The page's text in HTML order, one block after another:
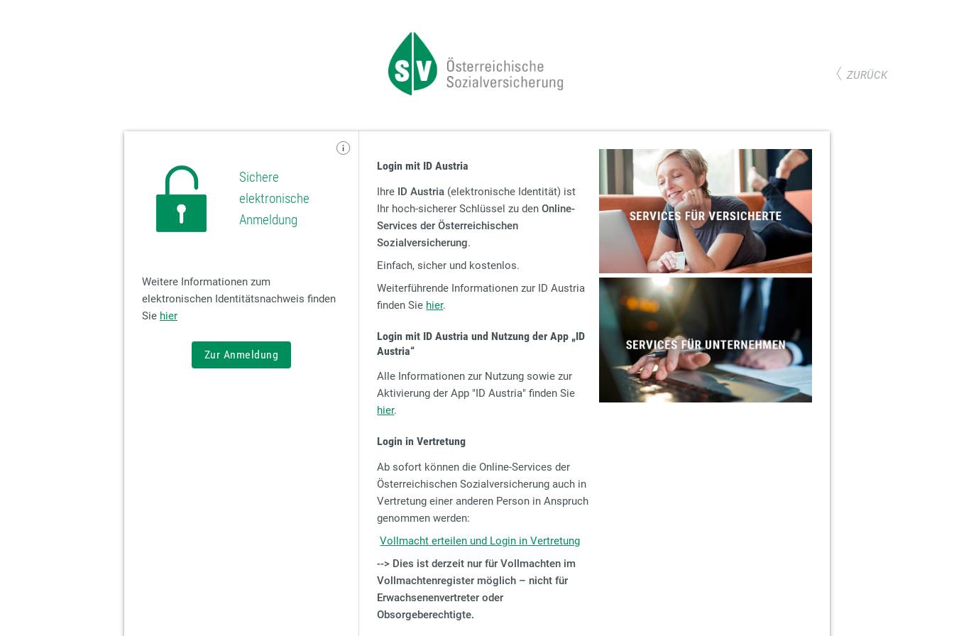
ZURÜCK
Sichere
elektronische
Anmeldung
Weitere Informationen zum
elektronischen Identitätsnachweis finden
Sie hier
Zur Anmeldung
Login mit ID Austria
Ihre ID Austria (elektronische Identität) ist
Ihr hoch-sicherer Schlüssel zu denOnline-
Services der Österreichischen
Sozialversicherung.
Einfach, sicher und kostenlos.
Weiterführende Informationen zur ID Austria
finden Sie hier.
Login mit ID Austria und Nutzung der App „ID
Austria“
Alle Informationen zur Nutzung sowie zur
Aktivierung der App "ID Austria" finden Sie
hier.
Login in Vertretung
Ab sofort können die Online-Services der
Österreichischen Sozialversicherung auch in
Vertretung einer anderen Person in Anspruch
genommen werden:
Vollmacht erteilen und Login in Vertretung
--> Dies ist derzeit nur für Vollmachten im
Vollmachtenregister möglich – nicht für
Erwachsenenvertreter oder
Obsorgeberechtigte.